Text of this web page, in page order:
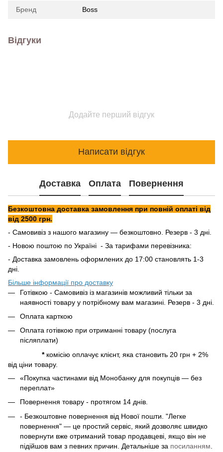
Бренд Boss
Відгуки
Додайте перший відгук
Написати відгук
Доставка Оплата Повернення
Безкоштовна доставка замовлення при повній оплаті від
від 2500 грн.
- Самовивіз з нашого магазину — безкоштовно. Резерв - 3 дні.
- Новою поштою по Україні - За тарифами перевізника:
- Доставка замовлень оформлених до 17:00 становлять 1-3
дні.
Більше інформації про доставку
Готівкою - Самовивіз із магазинів можливий тільки за
наявності товару у потрібному вам магазині. Резерв - 3 дні.
Оплата карткою
Оплата готівкою при отриманні товару (послуга
післяплати)
* комісію оплачує клієнт, яка становить 20 грн + 2%
від ціни товару.
«Покупка частинами від Монобанку для покупців — без
переплат»
Повернення товару - протягом 14 днів.
- Безкоштовне повернення від Нової пошти. "Легке
повернення" — це простий сервіс, який дозволяє швидко
повернути вже отриманий товар продавцеві, якщо він не
підійшов вам з певних причин. Детальніше за посиланням